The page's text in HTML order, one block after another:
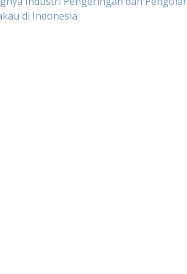
di Indonesia